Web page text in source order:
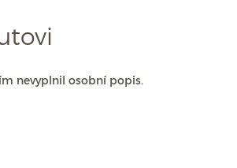
nevyplnil osobní popis.